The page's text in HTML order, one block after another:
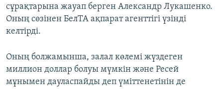
сұрақтарына жауап берген Александр Лукашенко.
Оның сөзінен БелТА ақпарат агенттігі үзінді
келтірді.
Оның болжамынша, залал көлемі жүздеген
миллион доллар болуы мүмкін және Ресей
мұнымен дауласпайды деп үміттенетінін де